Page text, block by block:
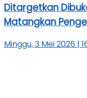
Ditargetkan
Matangkan
Minggu, 3 Mei 2026 |